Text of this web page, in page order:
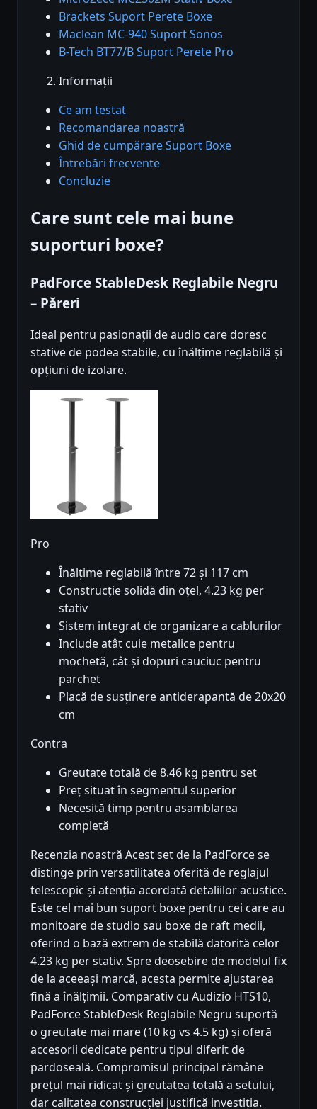
Brackets Suport Perete Boxe
Maclean MC-940 Suport Sonos
B-Tech BT77/B Suport Perete Pro
Informații
Ce am testat
Recomandarea noastră
Ghid de cumpărare Suport Boxe
Întrebări frecvente
Concluzie
Care sunt cele mai bune
suporturi boxe?
PadForce StableDesk Reglabile Negru
– Păreri
Ideal pentru pasionații de audio care doresc
stative de podea stabile, cu înălțime reglabilă și
opțiuni de izolare.
Pro
Înălțime reglabilă între 72 și 117 cm
Construcție solidă din oțel, 4.23 kg per
stativ
Sistem integrat de organizare a cablurilor
Include atât cuie metalice pentru
mochetă, cât și dopuri cauciuc pentru
parchet
Placă de susținere antiderapantă de 20x20
cm
Contra
Greutate totală de 8.46 kg pentru set
Preț situat în segmentul superior
Necesită timp pentru asamblarea
completă
Recenzia noastră Acest set de la PadForce se
distinge prin versatilitatea oferită de reglajul
telescopic și atenția acordată detaliilor acustice.
Este cel mai bun suport boxe pentru cei care au
monitoare de studio sau boxe de raft medii,
oferind o bază extrem de stabilă datorită celor
4.23 kg per stativ. Spre deosebire de modelul fix
de la aceeași marcă, acesta permite ajustarea
fină a înălțimii. Comparativ cu Audizio HTS10,
PadForce StableDesk Reglabile Negru suportă
o greutate mai mare (10 kg vs 4.5 kg) și oferă
accesorii dedicate pentru tipul diferit de
pardoseală. Compromisul principal rămâne
prețul mai ridicat și greutatea totală a setului,
dar calitatea construcției justifică investiția.